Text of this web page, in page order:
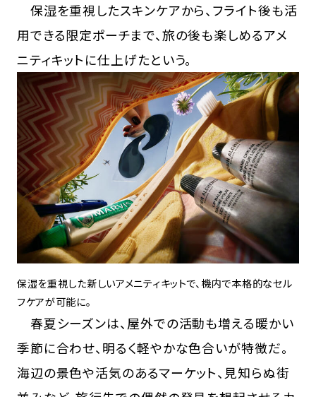
保湿を重視したスキンケアから、フライト後も活
用できる限定ポーチまで、旅の後も楽しめるアメ
ニティキットに仕上げたという。
保湿を重視した新しいアメニティキットで、機内で本格的なセル
フケアが可能に。
春夏シーズンは、屋外での活動も増える暖かい
季節に合わせ、明るく軽やかな色合いが特徴だ。
海辺の景色や活気のあるマーケット、見知らぬ街